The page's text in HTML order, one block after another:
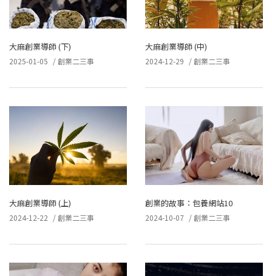
大麻創業導師 (下)
2025-01-05 /創業二三事
大麻創業導師 (中)
2024-12-29 /創業二三事
大麻創業導師 (上)
2024-12-22 /創業二三事
創業的故事：包養網站10
2024-10-07 /創業二三事